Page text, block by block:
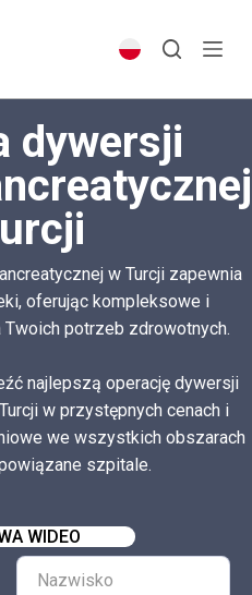
dywersji
w Turcji zapewnia
oferując kompleksowe i
potrzeb zdrowotnych.
najlepszą operację dywersji
w przystępnych cenach i
we wszystkich obszarach
szpitale.
WIDEO